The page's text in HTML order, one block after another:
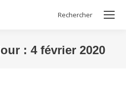
Search:
Rechercher
: 4 février 2020